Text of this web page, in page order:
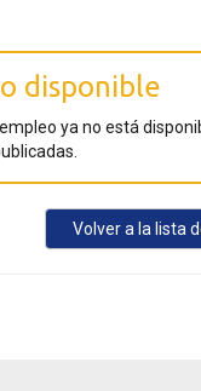
disponible
ya no está
Volver a la lista